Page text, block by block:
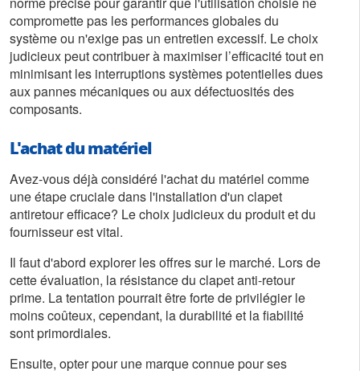
compromette pas les performances globales du
système ou n'exige pas un entretien excessif. Le choix
judicieux peut contribuer à maximiser l’efficacité tout en
minimisant les interruptions systèmes potentielles dues
aux pannes mécaniques ou aux défectuosités des
composants.
L'achat du matériel
Avez-vous déjà considéré l'achat du matériel comme
une étape cruciale dans l'installation d'un clapet
antiretour efficace? Le choix judicieux du produit et du
fournisseur est vital.
Il faut d'abord explorer les offres sur le marché. Lors de
cette évaluation, la résistance du clapet anti-retour
prime. La tentation pourrait être forte de privilégier le
moins coûteux, cependant, la durabilité et la fiabilité
sont primordiales.
Ensuite, opter pour une marque connue pour ses